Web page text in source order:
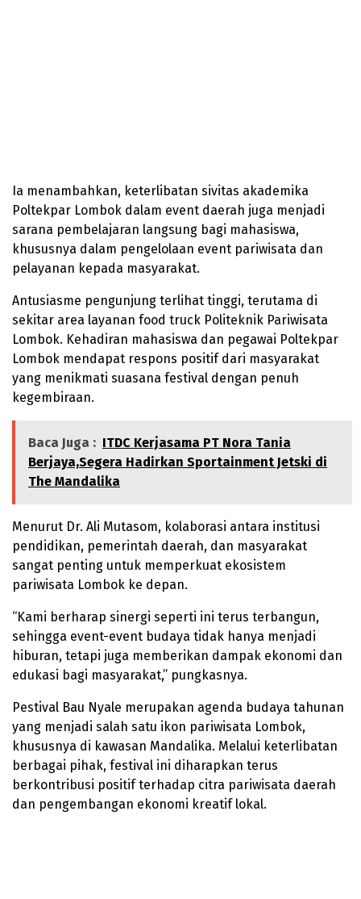
Ia menambahkan, keterlibatan sivitas akademika
Poltekpar Lombok dalam event daerah juga menjadi
sarana pembelajaran langsung bagi mahasiswa,
khususnya dalam pengelolaan event pariwisata dan
pelayanan kepada masyarakat.
Antusiasme pengunjung terlihat tinggi, terutama di
sekitar area layanan food truck Politeknik Pariwisata
Lombok. Kehadiran mahasiswa dan pegawai Poltekpar
Lombok mendapat respons positif dari masyarakat
yang menikmati suasana festival dengan penuh
kegembiraan.
Baca Juga : ITDC Kerjasama PT Nora Tania
Berjaya,Segera Hadirkan Sportainment Jetski di
The Mandalika
Menurut Dr. Ali Mutasom, kolaborasi antara institusi
pendidikan, pemerintah daerah, dan masyarakat
sangat penting untuk memperkuat ekosistem
pariwisata Lombok ke depan.
“Kami berharap sinergi seperti ini terus terbangun,
sehingga event-event budaya tidak hanya menjadi
hiburan, tetapi juga memberikan dampak ekonomi dan
edukasi bagi masyarakat,” pungkasnya.
Pestival Bau Nyale merupakan agenda budaya tahunan
yang menjadi salah satu ikon pariwisata Lombok,
khususnya di kawasan Mandalika. Melalui keterlibatan
berbagai pihak, festival ini diharapkan terus
berkontribusi positif terhadap citra pariwisata daerah
dan pengembangan ekonomi kreatif lokal.